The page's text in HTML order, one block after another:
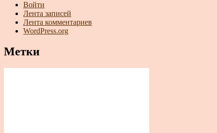
Войти
Лента записей
Лента комментариев
WordPress.org
Метки